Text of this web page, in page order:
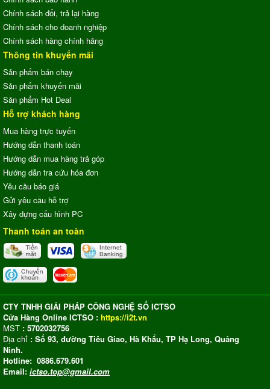
Chính sách đổi, trả lại hàng
Chính sách cho doanh nghiệp
Chính sách hàng chính hãng
Thông tin khuyến mãi
Sản phẩm bán chạy
Sản phẩm khuyến mãi
Sản phẩm Hot Deal
Hỗ trợ khách hàng
Mua hàng trực tuyến
Hướng dẫn thanh toán
Hướng dẫn mua hàng trả góp
Hướng dẫn tra cứu hóa đơn
Yêu cầu báo giá
Gửi yêu cầu hỗ trợ
Xây dựng cấu hình PC
Thanh toán an toàn
CTY TNHH GIẢI PHÁP CÔNG NGHỆ SỐ ICTSO
Cửa Hàng Online ICTSO : https://i2t.vn
MST : 5702032756
Địa chỉ : Số 93, đường Tiêu Giao, Hà Khẩu, TP Hạ Long, Quảng
Ninh.
Hotline: 0886.679.601
Email: ictso.top@gmail.com